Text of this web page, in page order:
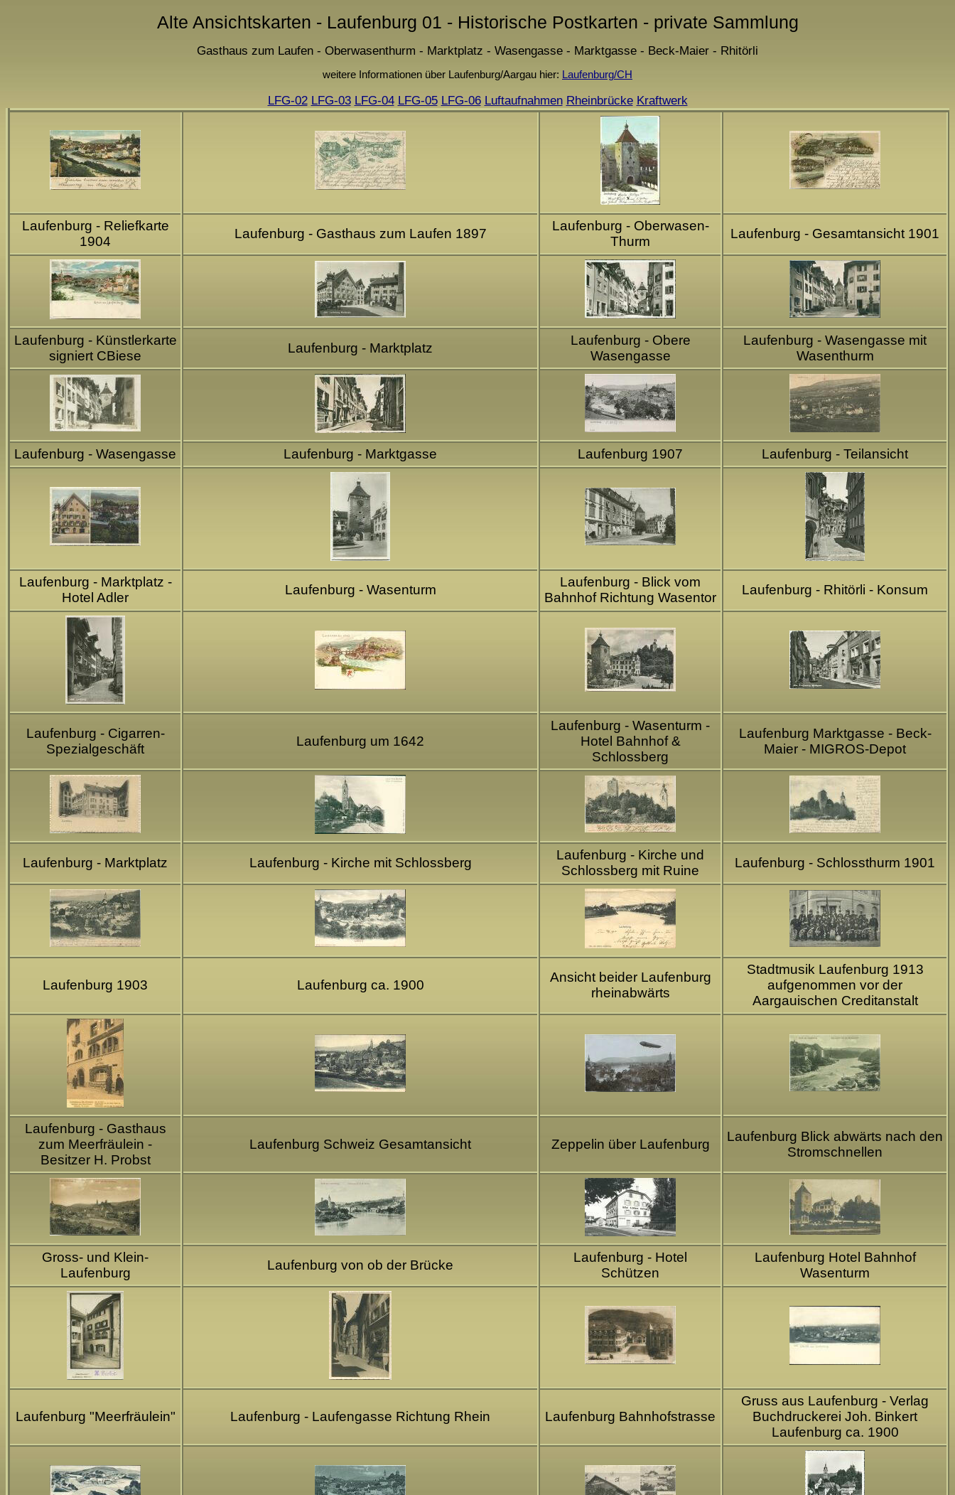
Alte Ansichtskarten - Laufenburg 01 - Historische Postkarten - private Sammlung
Gasthaus zum Laufen - Oberwasenthurm - Marktplatz - Wasengasse - Marktgasse - Beck-Maier - Rhitörli
weitere Informationen über Laufenburg/Aargau hier: Laufenburg/CH
LFG-02 LFG-03 LFG-04 LFG-05 LFG-06 Luftaufnahmen Rheinbrücke Kraftwerk
Laufenburg - Reliefkarte
1904
Laufenburg - Gasthaus zum Laufen 1897
Laufenburg - Oberwasen-
Thurm
Laufenburg - Gesamtansicht 1901
Laufenburg - Künstlerkarte
signiert CBiese
Laufenburg - Marktplatz
Laufenburg - Obere
Wasengasse
Laufenburg - Wasengasse mit
Wasenthurm
Laufenburg - Wasengasse Laufenburg - Marktgasse Laufenburg 1907 Laufenburg - Teilansicht
Laufenburg - Marktplatz -
Hotel Adler
Laufenburg - Wasenturm
Laufenburg - Blick vom
Bahnhof Richtung Wasentor
Laufenburg - Rhitörli - Konsum
Laufenburg - Cigarren-
Spezialgeschäft
Laufenburg um 1642
Laufenburg - Wasenturm -
Hotel Bahnhof &
Schlossberg
Laufenburg Marktgasse - Beck-
Maier - MIGROS-Depot
Laufenburg - Marktplatz Laufenburg - Kirche mit Schlossberg
Laufenburg - Kirche und
Schlossberg mit Ruine
Laufenburg - Schlossthurm 1901
Laufenburg 1903 Laufenburg ca. 1900
Ansicht beider Laufenburg
rheinabwärts
Stadtmusik Laufenburg 1913
aufgenommen vor der
Aargauischen Creditanstalt
Laufenburg - Gasthaus
zum Meerfräulein -
Besitzer H. Probst
Laufenburg Schweiz Gesamtansicht Zeppelin über Laufenburg
Laufenburg Blick abwärts nach den
Stromschnellen
Gross- und Klein-
Laufenburg
Laufenburg von ob der Brücke
Laufenburg - Hotel
Schützen
Laufenburg Hotel Bahnhof
Wasenturm
Laufenburg "Meerfräulein" Laufenburg - Laufengasse Richtung Rhein Laufenburg Bahnhofstrasse
Gruss aus Laufenburg - Verlag
Buchdruckerei Joh. Binkert
Laufenburg ca. 1900